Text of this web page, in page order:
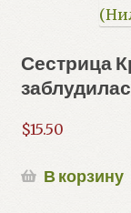
Сестрица
$15.50
В корзину